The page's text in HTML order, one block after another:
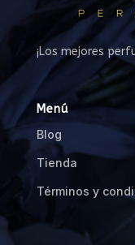
orto parisi
Orto Parisi
Paco
Pantheon
Parfums de
Paris
Perfumes
Primera
Profumum
Ramon
¡Los mejores
Menú
Blog
Tienda
Términos y